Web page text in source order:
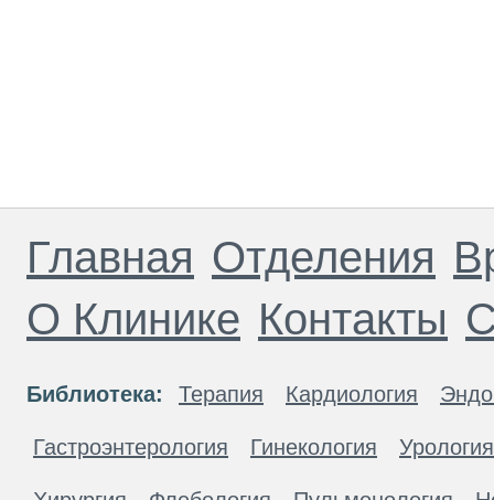
Главная Отделения
О Клинике Контакты
Библиотека: Терапия Кардиология
Гастроэнтерология Гинекология Урология